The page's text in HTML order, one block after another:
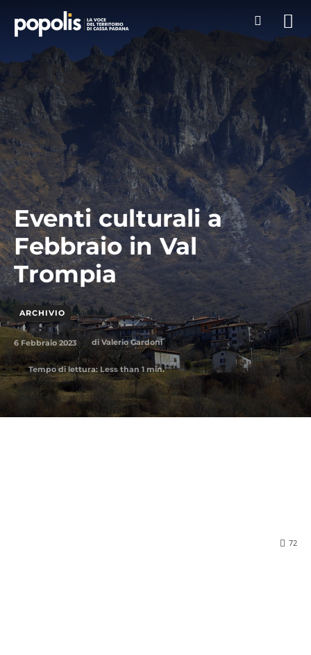
Eventi culturali a
Febbraio in Val
Trompia
ARCHIVIO
6 Febbraio 2023 di Valerio Gardoni
Tempo di lettura: Less than 1 min.
72